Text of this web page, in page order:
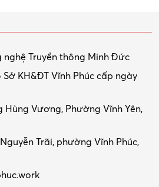
máy
nghệ Truyền thông Minh Đức
Sở KH&ĐT Vĩnh Phúc cấp ngày
Vương, Phường Vĩnh Yên,
Trãi, phường Vĩnh Phúc,